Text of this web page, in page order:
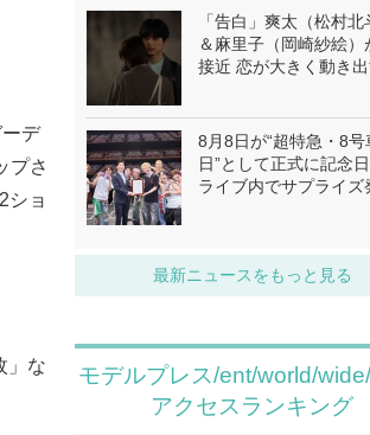
デ
プさ
ショ
」な
「告白」爽太（松村北
＆麻里子（岡崎紗絵）
接近 恋が大きく動き
8月8日が“超特急・8号
日”として正式に記念
ライブ内でサプライズ
最新ニュースをもっと見る
モデルプレス/ent/world/
アクセスランキング